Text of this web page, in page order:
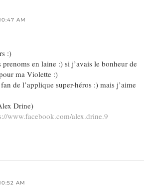
AM
:)
en laine :) si j’avais le bonheur de
ma Violette :)
de l’applique super-héros :) mais j’aime
Drine)
www.facebook.com/alex.drine.9
AM